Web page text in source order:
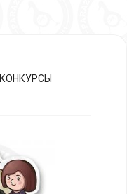
КОНКУРСЫ